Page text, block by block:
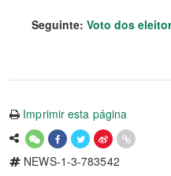
Seguinte: Voto dos
Imprimir esta página
NEWS-1-3-783542